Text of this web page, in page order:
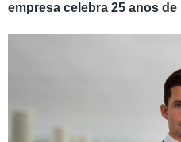
empresa celebra 25 anos